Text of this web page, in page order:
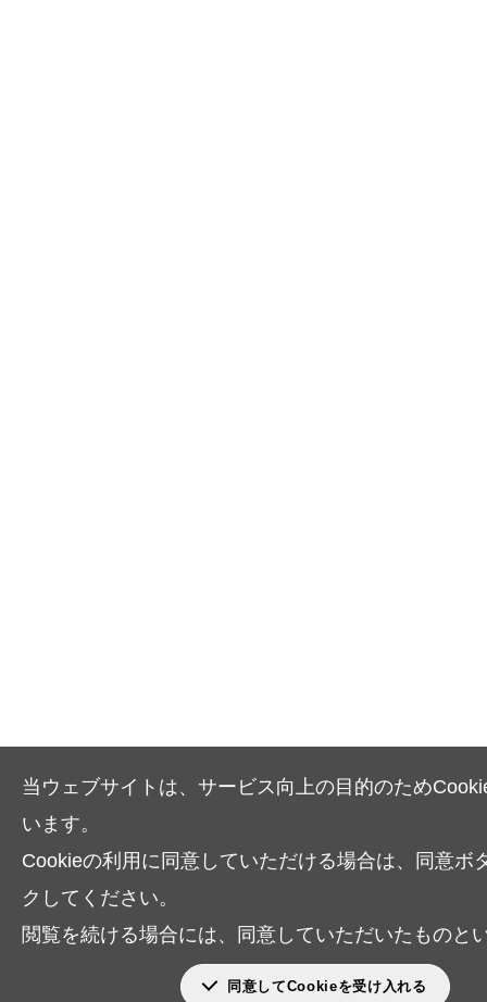
当ウェブサイトは、サービス向上の目的のため
います。
Cookieの利用に同意していただける場合は、同意ボ
クしてください。
閲覧を続ける場合には、同意していただいたものと
同意してCookieを受け入れる